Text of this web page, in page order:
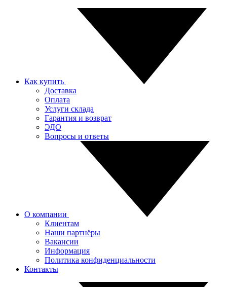
Как купить
Доставка
Оплата
Услуги склада
Гарантия и возврат
ЭДО
Вопросы и ответы
О компании
Клиентам
Наши партнёры
Вакансии
Информация
Политика конфиденциальности
Контакты